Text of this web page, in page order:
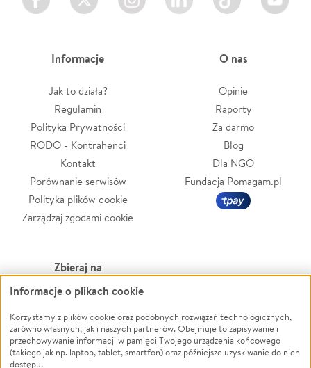
Informacje
Jak to działa?
Regulamin
Polityka Prywatności
RODO - Kontrahenci
Kontakt
Porównanie serwisów
Polityka plików cookie
Zarządzaj zgodami cookie
O nas
Opinie
Raporty
Za darmo
Blog
Dla NGO
Fundacja Pomagam.pl
Zbieraj na
Leczenie
Zwierzęta
Pożar
Ukraina
Powódź
Wichura
NGO
Informacje o plikach cookie
Korzystamy z plików cookie oraz podobnych rozwiązań technologicznych,
zarówno własnych, jak i naszych partnerów. Obejmuje to zapisywanie i
przechowywanie informacji w pamięci Twojego urządzenia końcowego
(takiego jak np. laptop, tablet, smartfon) oraz późniejsze uzyskiwanie do nich
dostępu.